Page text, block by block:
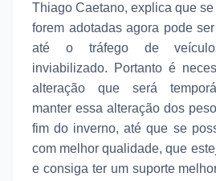
Thiago Caetano, explica que
forem adotadas agora pode
até o tráfego de
inviabilizado. Portanto é
alteração que será
manter essa alteração dos
fim do inverno, até que se
com melhor qualidade, que
e consiga ter um suporte